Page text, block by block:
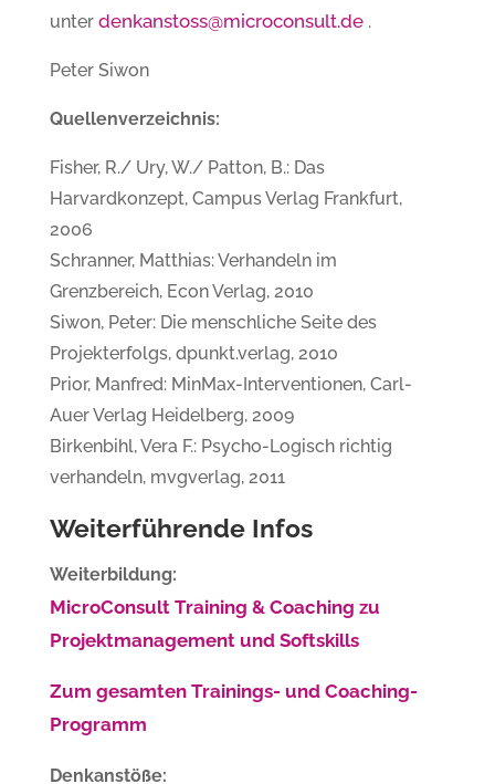
unter denkanstoss@microconsult.de .
Peter Siwon
Quellenverzeichnis:
Fisher, R./ Ury, W./ Patton, B.: Das
Harvardkonzept, Campus Verlag Frankfurt,
2006
Schranner, Matthias: Verhandeln im
Grenzbereich, Econ Verlag, 2010
Siwon, Peter: Die menschliche Seite des
Projekterfolgs, dpunkt.verlag, 2010
Prior, Manfred: MinMax-Interventionen, Carl-
Auer Verlag Heidelberg, 2009
Birkenbihl, Vera F.: Psycho-Logisch richtig
verhandeln,mvgverlag, 2011
Weiterführende Infos
Weiterbildung:
MicroConsult Training & Coaching zu
Projektmanagement und Softskills
Zum gesamten Trainings- und Coaching-
Programm
Denkanstöße: